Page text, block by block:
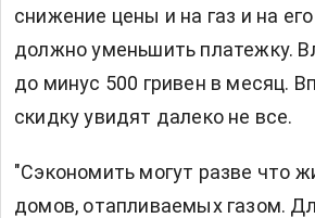
снижение цены и на газ и на
должно уменьшить платежку.
до минус 500 гривен в месяц.
скидку увидят далеко не все.
"Сэкономить могут разве что
домов, отапливаемых газом.